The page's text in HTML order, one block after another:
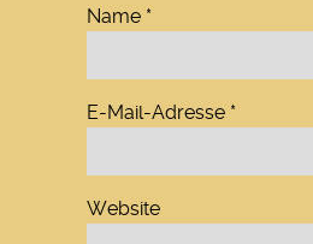
Name *
E-Mail-Adresse *
Website